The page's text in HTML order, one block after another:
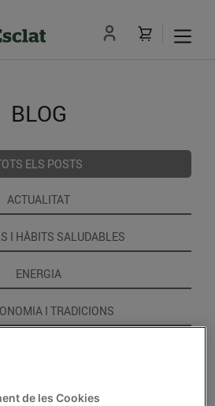
BLOG
ELS POSTS
ACTUALITAT
I HÀBITS SALUDABLES
ENERGIA
I TRADICIONS
de les Cookies